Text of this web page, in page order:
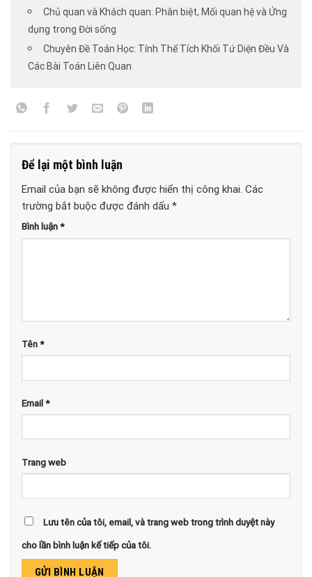
Chủ quan và Khách quan: Phân biệt, Mối quan hệ và Ứng
dụng trong Đời sống
Chuyên Đề Toán Học: Tính Thể Tích Khối Tứ Diện Đều Và
Các Bài Toán Liên Quan
Để lại một bình luận
Email của bạn sẽ không được hiển thị công khai. Các
trường bắt buộc được đánh dấu *
Bình luận*
Tên*
Email*
Trang web
Lưu tên của tôi, email, và trang web trong trình duyệt này
cho lần bình luận kế tiếp của tôi.